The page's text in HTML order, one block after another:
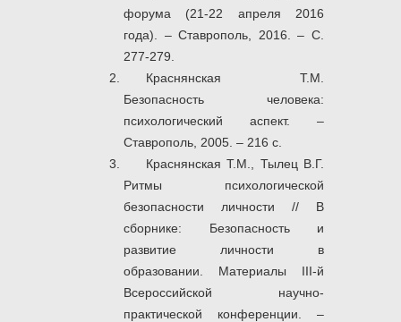
форума (21-22 апреля 2016
года). – Ставрополь, 2016. – С.
277-279.
Краснянская Т.М.
Безопасность человека:
психологический аспект. –
Ставрополь, 2005. – 216 с.
Краснянская Т.М., Тылец В.Г.
Ритмы психологической
безопасности личности // В
сборнике: Безопасность и
развитие личности в
образовании. Материалы III-й
Всероссийской научно-
практической конференции. –